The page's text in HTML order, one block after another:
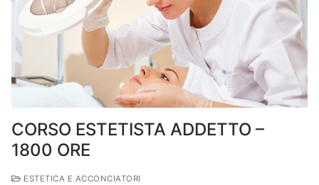
CORSO ESTETISTA ADDETTO –
1800 ORE
ESTETICA E ACCONCIATORI